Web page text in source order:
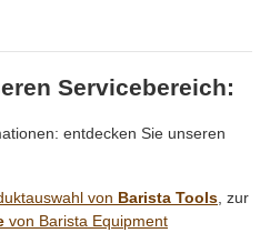
Servicebereich:
von Barista Tools , zur
von Barista Equipment